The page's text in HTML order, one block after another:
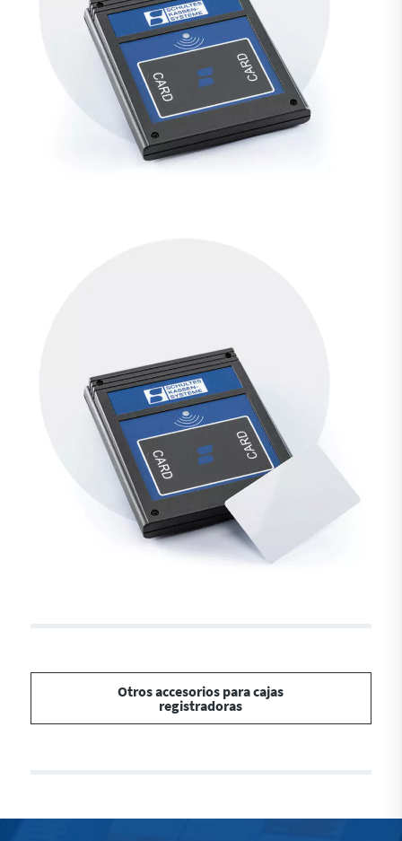
Otros accesorios para cajas
registradoras